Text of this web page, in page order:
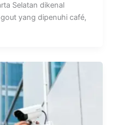
Selatan dikenal
yang dipenuhi café,